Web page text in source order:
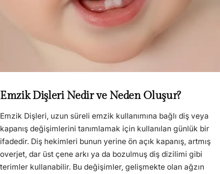
Emzik Dişleri Nedir ve Neden Oluşur?
Emzik Dişleri, uzun süreli emzik kullanımına bağlı diş veya
kapanış değişimlerini tanımlamak için kullanılan günlük bir
ifadedir. Diş hekimleri bunun yerine ön açık kapanış, artmış
overjet, dar üst çene arkı ya da bozulmuş diş dizilimi gibi
terimler kullanabilir. Bu değişimler, gelişmekte olan ağzın